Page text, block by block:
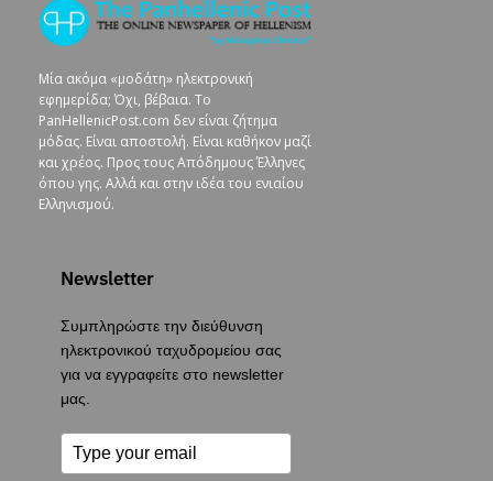
Μία ακόμα «μοδάτη» ηλεκτρονική
εφημερίδα; Όχι, βέβαια. To
PanHellenicPost.com δεν είναι ζήτημα
μόδας. Είναι αποστολή. Είναι καθήκον μαζί
και χρέος. Προς τους Απόδημους Έλληνες
όπου γης. Αλλά και στην ιδέα του ενιαίου
Ελληνισμού.
Newsletter
Συμπληρώστε την διεύθυνση
ηλεκτρονικού ταχυδρομείου σας
για να εγγραφείτε στο newsletter
μας.